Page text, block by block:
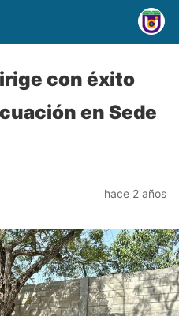
con éxito
en Sede
hace 2 años